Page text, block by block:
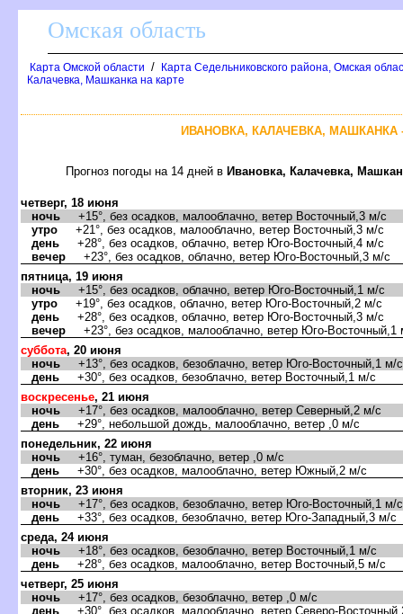
Омская область
Карта Омской области /
Карта Седельниковского района, Омская
Калачевка, Машканка на карте
ИВАНОВКА, КАЛАЧЕВКА, МАШКАНКА
Прогноз погоды на 14 дней Ивановка, Калачевка,
четверг, 18 июня
ночь +15°, без осадков, малооблачно, ветер Восточный,3 м/с
утро +21°, без осадков, малооблачно, ветер Восточный,3 м/с
день +28°, без осадков, облачно, ветер Юго-Восточный,4 м/с
ечер +23°, без осадков, облачно, ветер Юго-Восточный,3 м/с
пятница, 19 июня
ночь +15°, без осадков, облачно, ветер Юго-Восточный,1 м/с
утро +19°, без осадков, облачно, ветер Юго-Восточный,2 м/с
день +28°, без осадков, облачно, ветер Юго-Восточный,3 м/с
ечер +23°, без осадков, малооблачно, ветер Юго-Восточный,1
суббота, 20 июня
ночь +13°, без осадков, безоблачно, ветер Юго-Восточный,1 м/с
день +30°, без осадков, безоблачно, ветер Восточный,1 м/с
оскресенье, 21 июня
ночь +17°, без осадков, малооблачно, ветер Северный,2 м/с
день +29°, небольшой дождь, малооблачно, ветер ,0 м/с
понедельник, 22 июня
ночь +16°, туман, безоблачно, ветер ,0 м/с
день +30°, без осадков, малооблачно, ветер Южный,2 м/с
торник, 23 июня
ночь +17°, без осадков, безоблачно, ветер Юго-Восточный,1 м/с
день +33°, без осадков, безоблачно, ветер Юго-Западный,3 м/с
среда, 24 июня
ночь +18°, без осадков, безоблачно, ветер Восточный,1 м/с
день +28°, без осадков, малооблачно, ветер Восточный,5 м/с
четверг, 25 июня
ночь +17°, без осадков, безоблачно, ветер ,0 м/с
день +30°, без осадков, малооблачно, ветер Северо-